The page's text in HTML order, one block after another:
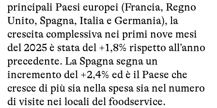
principali Paesi europei (Francia, Regno
Unito, Spagna, Italia e Germania), la
crescita complessiva nei primi nove mesi
del 2025 è stata del +1,8% rispetto all’anno
precedente. La Spagna segna un
incremento del +2,4% ed è il Paese che
cresce di più sia nella spesa sia nel numero
di visite nei locali del foodservice.